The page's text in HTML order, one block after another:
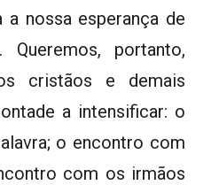
nossa esperança de
portanto,
cristãos e demais
a intensificar: o
o encontro com
com os irmãos